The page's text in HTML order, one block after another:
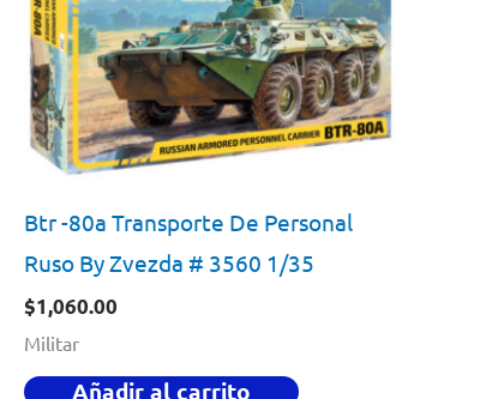
Btr -80a Transporte De Personal
Ruso By Zvezda # 3560 1/35
$1,060.00
Militar
Añadir al carrito